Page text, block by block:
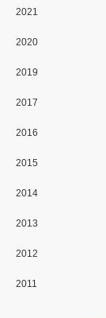
2021
2020
2019
2017
2016
2015
2014
2013
2012
2011